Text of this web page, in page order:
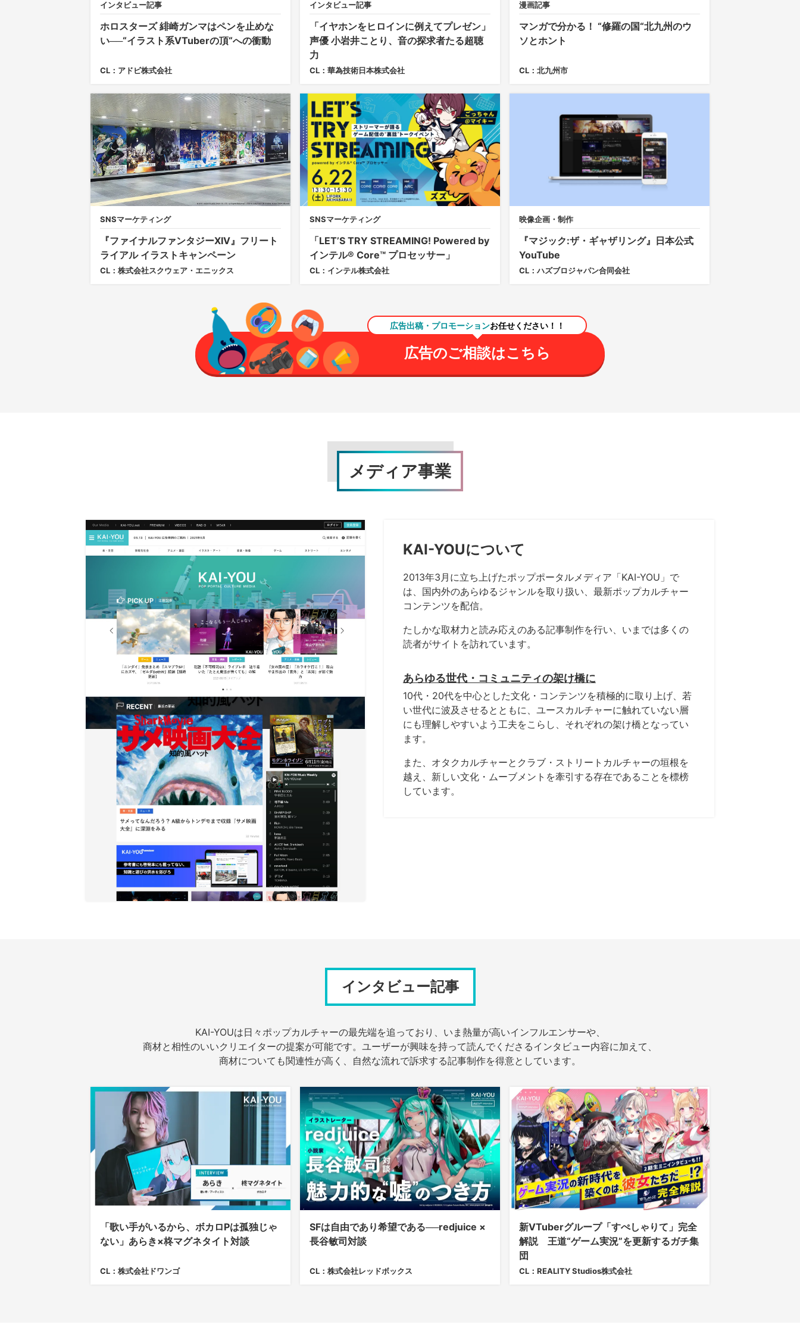
インタビュー記事
ホロスターズ 緋崎ガンマはペンを止めな
い──“イラスト系VTuberの頂“への衝動
CL：アドビ株式会社
インタビュー記事
「イヤホンをヒロインに例えてプレゼン」
声優 小岩井ことり、音の探求者たる超聴
力
CL：華為技術日本株式会社
漫画記事
マンガで分かる！ “修羅の国“北九州のウ
ソとホント
CL：北九州市
SNSマーケティング
『ファイナルファンタジーXIV』フリート
ライアル イラストキャンペーン
CL：株式会社スクウェア・エニックス
SNSマーケティング
「LET’S TRY STREAMING! Powered by
インテル® Core™ プロセッサー」
CL：インテル株式会社
映像企画・制作
『マジック:ザ・ギャザリング』日本公式
YouTube
CL：ハズブロジャパン合同会社
広告出稿・プロモーションお任せください！！
広告のご相談はこちら
メディア事業
KAI-YOUについて
2013年3月に立ち上げたポップポータルメディア「KAI-YOU」で
は、国内外のあらゆるジャンルを取り扱い、最新ポップカルチャー
コンテンツを配信。
たしかな取材力と読み応えのある記事制作を行い、いまでは多くの
読者がサイトを訪れています。
あらゆる世代・コミュニティの架け橋に
10代・20代を中心とした文化・コンテンツを積極的に取り上げ、若
い世代に波及させるとともに、ユースカルチャーに触れていない層
にも理解しやすいよう工夫をこらし、それぞれの架け橋となってい
ます。
また、オタクカルチャーとクラブ・ストリートカルチャーの垣根を
越え、新しい文化・ムーブメントを牽引する存在であることを標榜
しています。
インタビュー記事
KAI-YOUは日々ポップカルチャーの最先端を追っており、いま熱量が高いインフルエンサーや、
商材と相性のいいクリエイターの提案が可能です。ユーザーが興味を持って読んでくださるインタビュー内容に加えて、
商材についても関連性が高く、自然な流れで訴求する記事制作を得意としています。
「歌い手がいるから、ボカロPは孤独じゃ
ない」あらき×柊マグネタイト対談
CL：株式会社ドワンゴ
SFは自由であり希望である──redjuice ×
長谷敏司対談
CL：株式会社レッドボックス
新VTuberグループ「すぺしゃりて」完全
解説 王道“ゲーム実況”を更新するガチ集
団
CL：REALITY Studios株式会社